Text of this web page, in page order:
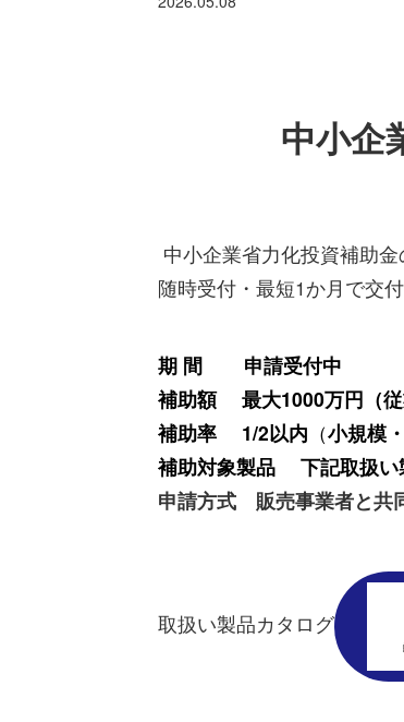
中小企
中小企業省力化投資補助
随時受付・最短1か月で交
期 間 申請受付中
補助額 最大1000万円（従
補助率 1/2以内 （小規模
補助対象製品 下記取扱い
申請方式
販売事業者と共
取扱い製品カタログ